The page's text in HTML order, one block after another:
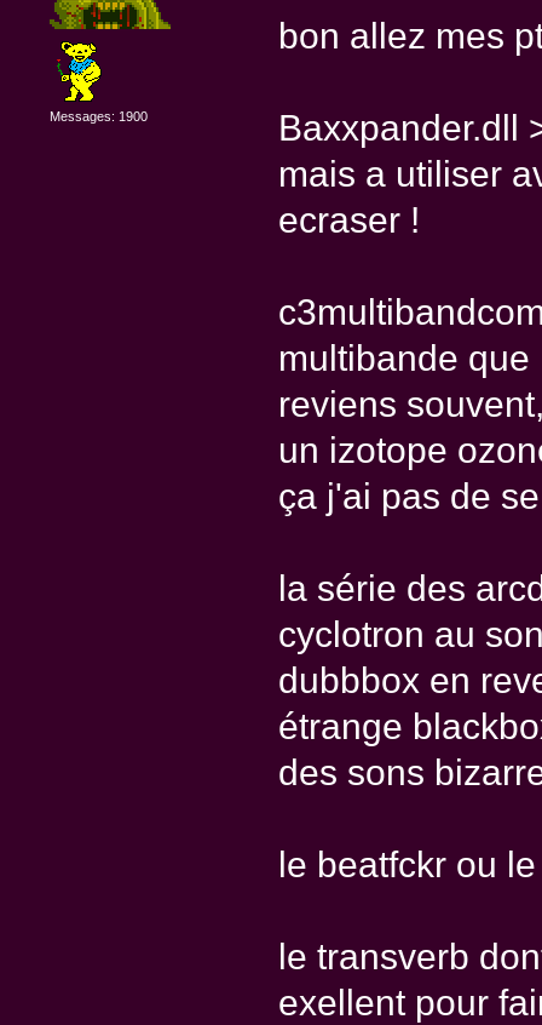
Messages: 1900
bon allez mes
Baxxpander.dll
mais a utiliser
ecraser !
multibande
reviens
un izotope
ça j'ai pas de
la série des
cyclotron au
dubbbox en
étrange
des sons
le beatfckr ou
le transverb
exellent pour